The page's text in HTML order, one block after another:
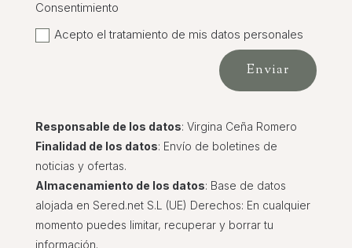
Consentimiento
Acepto el tratamiento de mis datos personales
Enviar
Responsable de los datos: Virgina Ceña Romero
Finalidad de los datos: Envío de boletines de
noticias y ofertas.
Almacenamiento de los datos: Base de datos
alojada en Sered.net S.L (UE) Derechos: En cualquier
momento puedes limitar, recuperar y borrartu
información.